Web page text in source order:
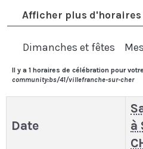
Afficher plus d'horaires
Dimanches et fêtes
Il y a 1 horaires de célébration pour
community:bs/41/villefranche-sur-cher
Date
à